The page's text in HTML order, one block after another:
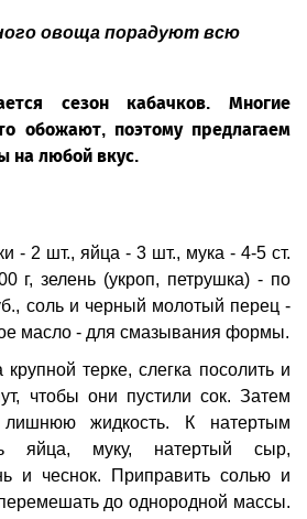
овоща порадуют всю
сезон кабачков. Многие
обожают, поэтому предлагаем
на любой вкус.
- 2 шт., яйца - 3 шт., мука - 4-5 ст.
г, зелень (укроп, петрушка) - по
соль и черный молотый перец -
масло - для смазывания формы.
крупной терке, слегка посолить и
чтобы они пустили сок. Затем
лишнюю жидкость. К натертым
яйца, муку, натертый сыр,
и чеснок. Приправить солью и
до однородной массы.